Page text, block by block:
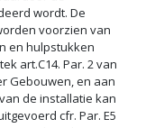
wordt. De
voorzien van
en hulpstukken
art.C14. Par. 2 van
Gebouwen, en aan
de installatie kan
cfr. Par. E5